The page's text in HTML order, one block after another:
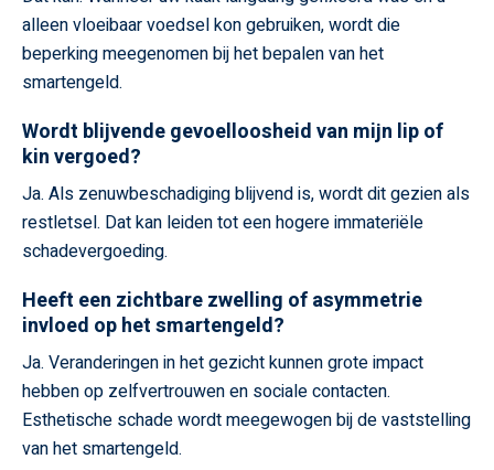
alleen vloeibaar voedsel kon gebruiken, wordt die
beperking meegenomen bij het bepalen van het
smartengeld.
Wordt blijvende gevoelloosheid van mijn lip of
kin vergoed?
Ja. Als zenuwbeschadiging blijvend is, wordt dit gezien als
restletsel. Dat kan leiden tot een hogere immateriële
schadevergoeding.
Heeft een zichtbare zwelling of asymmetrie
invloed op het smartengeld?
Ja. Veranderingen in het gezicht kunnen grote impact
hebben op zelfvertrouwen en sociale contacten.
Esthetische schade wordt meegewogen bij de vaststelling
van het smartengeld.